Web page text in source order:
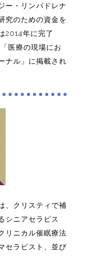
ー・リンパドレナ
究のための資金を
2014年に完了
医療の現場にお
ナル」に掲載され
、クリスティで補
シニアセラピス
リニカル催眠療法
セラピスト、並び